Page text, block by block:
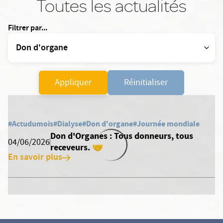
Toutes les actualités
Filtrer par...
Appliquer Réinitialiser
#Actudumois#Dialyse#Don d'organe#Journée mondiale
04/06/2026
Don d'Organes : Tous donneurs, tous
receveurs. 🤝
En savoir plus